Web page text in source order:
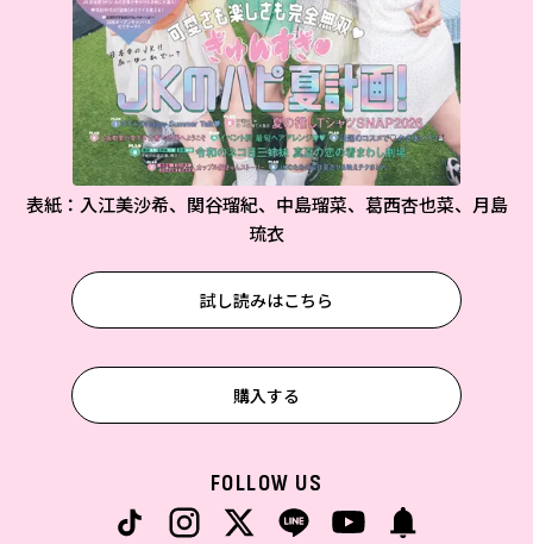
表紙：入江美沙希、関谷瑠紀、中島瑠菜、葛西杏也菜、月島
琉衣
試し読みはこちら
購入する
FOLLOW US